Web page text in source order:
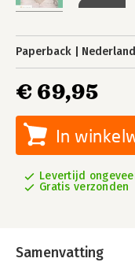
Paperback
€ 69,95
In
Levertijd
Gratis verzonden
Samenvatting